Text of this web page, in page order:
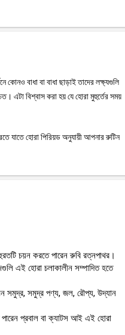
কোনও বাধা বা বাধা ছাড়াই তাদের লক্ষ্যগুলি
এটা বিশ্বাস করা হয় যে হোরা মুহুর্তের সময়
যাতে হোরা পিরিয়ড অনুযায়ী আপনার রুটিন
চয়ন করতে পারেন রুবি রত্নপাথর।
এই হোরা চলাকালীন সম্পাদিত হতে
সমুদ্র, সমুদ্র পণ্য, জল, রৌপ্য, উদ্যান
পারেন প্রবাল বা ক্যাটস আই এই হোরা